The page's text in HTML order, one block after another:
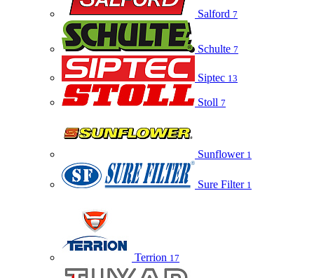
Salford 7
Schulte 7
Siptec 13
Stoll 7
Sunflower 1
Sure Filter 1
Terrion 17